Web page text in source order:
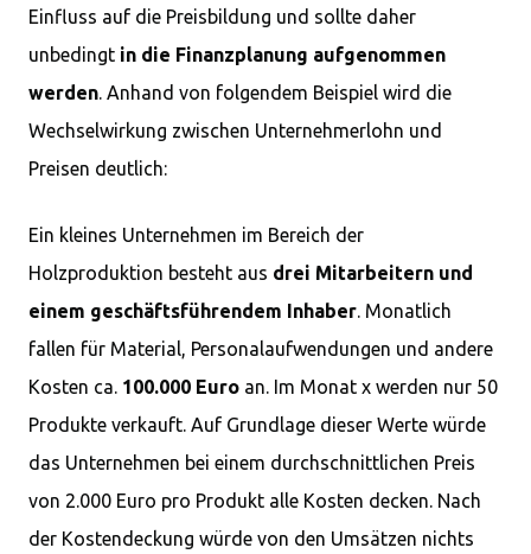
Einfluss auf die Preisbildung und sollte daher
unbedingt in die Finanzplanung aufgenommen
werden. Anhand von folgendem Beispiel wird die
Wechselwirkung zwischen Unternehmerlohn und
Preisen deutlich:
Ein kleines Unternehmen im Bereich der
Holzproduktion besteht aus drei Mitarbeitern und
einem geschäftsführendem Inhaber. Monatlich
fallen für Material, Personalaufwendungen und andere
Kosten ca. 100.000 Euro an. Im Monat x werden nur 50
Produkte verkauft. Auf Grundlage dieser Werte würde
das Unternehmen bei einem durchschnittlichen Preis
von 2.000 Euro pro Produkt alle Kosten decken. Nach
der Kostendeckung würde von den Umsätzen nichts